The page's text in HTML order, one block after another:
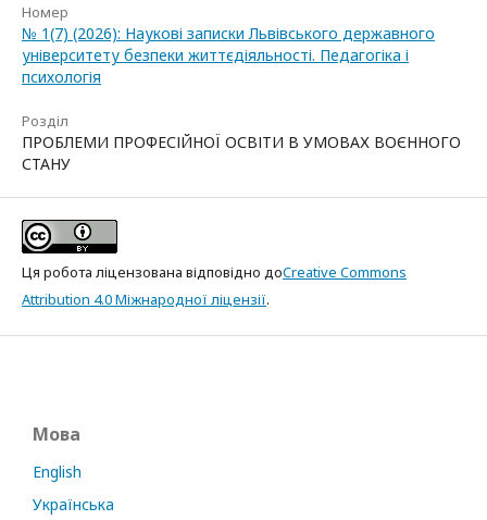
Номер
№ 1(7) (2026): Наукові записки Львівського державного
університету безпеки життєдіяльності. Педагогіка і
психологія
Розділ
ПРОБЛЕМИ ПРОФЕСІЙНОЇ ОСВІТИ В УМОВАХ ВОЄННОГО
СТАНУ
Ця робота ліцензована відповідно доCreative Commons
Attribution 4.0 Міжнародної ліцензії.
Мова
English
Українська